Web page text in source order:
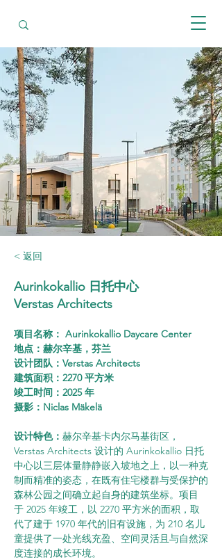
< 返回
Aurinkokallio 日托中心
Verstas Architects
项目名称： Aurinkokallio Daycare Center
地点：赫尔辛基，芬兰
设计团队：Verstas Architects
建筑面积：2270 平方米
竣工时间：2025 年
摄影：Niclas Mäkelä
设计特色： 赫尔辛基卡内尔马基街区，
Verstas Architects 设计的 Aurinkokallio 日托
中心以三层体量静静嵌入坡地之上，以一种克
制而精准的姿态，在既有住宅楼群与受保护的
森林公园之间确立起自身的建筑坐标。项目
于 2025 年竣工，以 2270 平方米的面积，取
代了建于 1970 年代的旧有设施，为 210 名儿
童提供了一处光线充盈、空间灵活且与自然深
度连接的成长环境。